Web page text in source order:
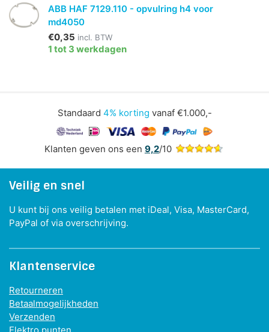
ABB HAF 7129.110 - opvulring h4 voor
md4050
€0,35 incl. BTW
1 tot 3 werkdagen
Standaard 4% korting vanaf €1.000,-
Klanten geven ons een 9,2/10
Veilig en snel
U kunt bij ons veilig betalen met iDeal, Visa, MasterCard,
PayPal of via overschrijving.
Klantenservice
Retourneren
Betaalmogelijkheden
Verzenden